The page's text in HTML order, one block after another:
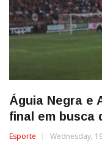
Águia Negra e
final em busca
Esporte Wednesday,